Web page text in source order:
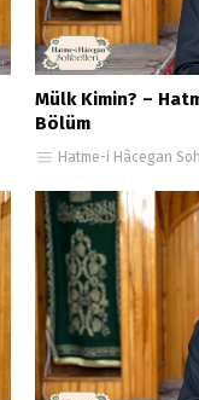
Mülk Kimin? –
Bölüm
Hatme-i Hâcegan